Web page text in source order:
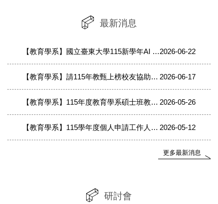
最新消息
【教育學系】國立臺東大學115新學年AI Di+實驗方案計畫專任助理徵才公告 2026-06-22
【教育學系】請115年教甄上榜校友協助填寫表單(製作恭賀榜單用) 2026-06-17
【教育學系】115年度教育學系碩士班教育學程甄選-複試通知 2026-05-26
【教育學系】115學年度個人申請工作人員-志工公告 2026-05-12
更多最新消息
研討會